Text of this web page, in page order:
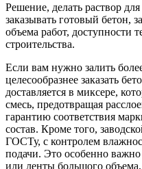
Решение, делать раствор
заказывать готовый бетон,
объема работ, доступности
строительства.
Если вам нужно залить
целесообразнее заказать
доставляется в миксере,
смесь, предотвращая
гарантию соответствия
состав. Кроме того,
ГОСТу, с контролем
подачи. Это особенно
или ленты большого объема,